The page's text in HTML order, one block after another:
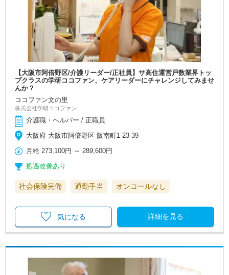
【大阪市阿倍野区/介護リーダー/正社員】サ高住運営戸数業界トッ
プクラスの学研ココファン、ケアリーダーにチャレンジしてみませ
んか？
ココファン文の里
株式会社学研ココファン
介護職・ヘルパー / 正職員
大阪府 大阪市阿倍野区 阪南町1-23-39
月給 273,100円 ～ 289,600円
処遇改善あり
社会保険完備 通勤手当 オンコールなし
詳細を見る
気になる